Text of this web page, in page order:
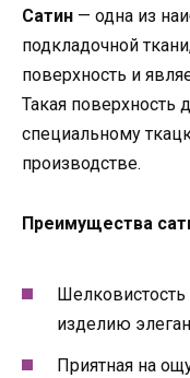
Сатин — одна из
подкладочной
поверхность и
Такая поверхность
специальному
производстве.
Преимущества
Шелковистость
изделию
Приятная на